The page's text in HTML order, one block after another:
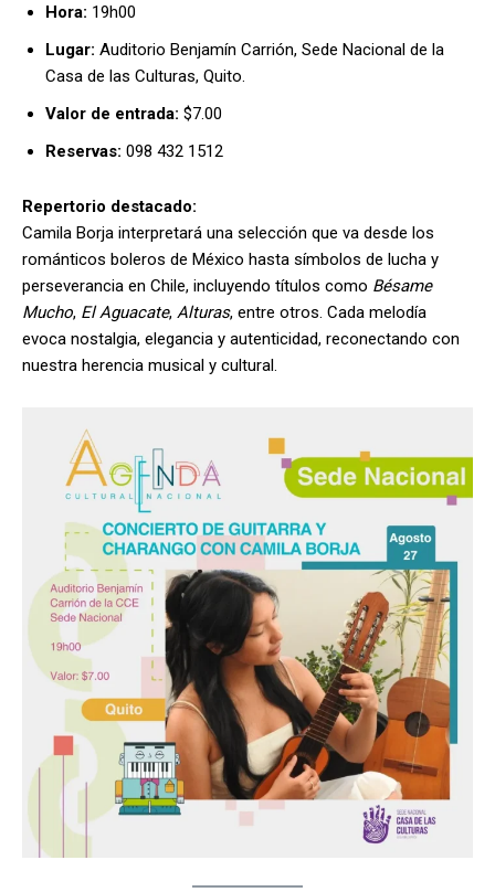
Hora: 19h00
Lugar: Auditorio Benjamín Carrión, Sede Nacional de la
Casa de las Culturas, Quito.
Valor de entrada: $7.00
Reservas: 098 432 1512
Repertorio destacado:
Camila Borja interpretará una selección que va desde los
románticos boleros de México hasta símbolos de lucha y
perseverancia en Chile, incluyendo títulos como Bésame
Mucho, El Aguacate, Alturas, entre otros. Cada melodía
evoca nostalgia, elegancia y autenticidad, reconectando con
nuestra herencia musical y cultural.